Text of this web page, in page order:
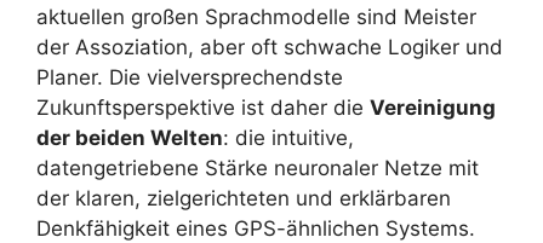
aktuellen großen Sprachmodelle sind Meister
der Assoziation, aber oft schwache Logiker und
Planer. Die vielversprechendste
Zukunftsperspektive ist daher die Vereinigung
der beiden Welten: die intuitive,
datengetriebene Stärke neuronaler Netze mit
der klaren, zielgerichteten und erklärbaren
Denkfähigkeit eines GPS-ähnlichen Systems.